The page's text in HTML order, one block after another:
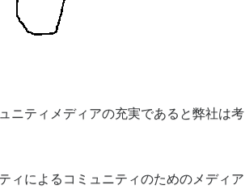
ニティメディアの充実であると弊社は考
ィによるコミュニティのためのメディア